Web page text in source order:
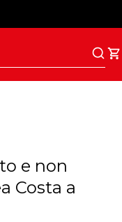
e non
Costa a